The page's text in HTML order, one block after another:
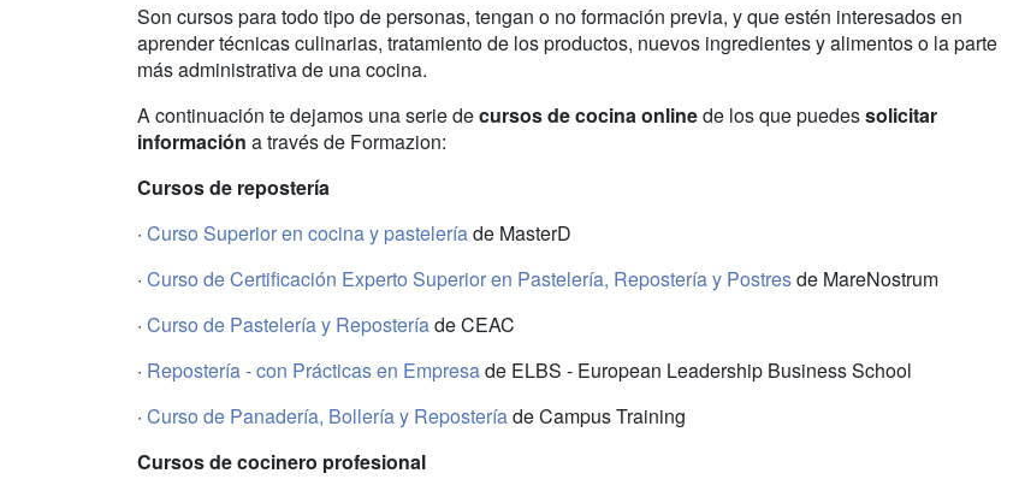
Son cursos para todo tipo de personas, tengan o no formación previa, y que estén interesados en
aprender técnicas culinarias, tratamiento de los productos, nuevos ingredientes y alimentos o la parte
más administrativa de una cocina.
A continuación te dejamos una serie decursos de cocina onlinede los que puedessolicitar
información a través de Formazion:
Cursos de repostería
· Curso Superior en cocina y pasteleríade MasterD
· Curso de Certificación Experto Superior en Pastelería, Repostería y Postresde MareNostrum
· Curso de Pastelería y Reposteríade CEAC
· Repostería - con Prácticas en Empresade ELBS - European Leadership Business School
· Curso de Panadería, Bollería y Reposteríade Campus Training
Cursos de cocinero profesional